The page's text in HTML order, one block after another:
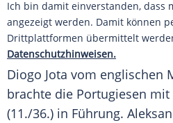
Ich bin damit einverstanden, dass
angezeigt werden. Damit können
Drittplattformen übermittelt
Datenschutzhinweisen.
Diogo Jota vom englischen
brachte die Portugiesen mit
(11./36.) in Führung.